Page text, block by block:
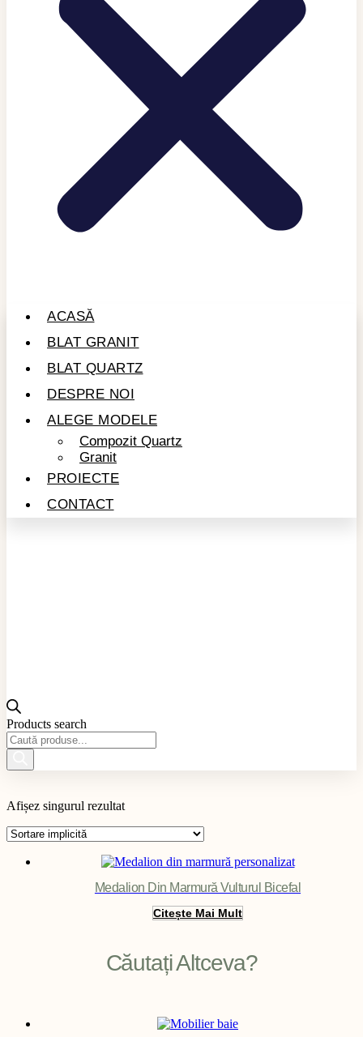
ACASĂ
BLAT GRANIT
BLAT QUARTZ
DESPRE NOI
ALEGE MODELE
Compozit Quartz
Granit
PROIECTE
CONTACT
Products search
Aplicație produs
Exterior / Interior produs
Afișez singurul rezultat
Medalion Din Marmură Vulturul Bicefal
Citește Mai Mult
Căutați Altceva?